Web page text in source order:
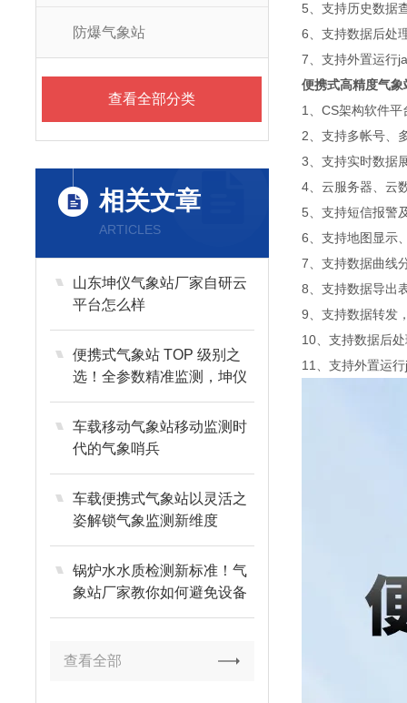
防爆气象站
查看全部分类
相关文章
ARTICLES
山东坤仪气象站厂家自研云
平台怎么样
便携式气象站 TOP 级别之
选！全参数精准监测，坤仪
智测推荐厂家
车载移动气象站移动监测时
代的气象哨兵
车载便携式气象站以灵活之
姿解锁气象监测新维度
锅炉水水质检测新标准！气
象站厂家教你如何避免设备
损耗
查看全部
5、支持历史数据
6、支持数据后处
7、支持外置运行
便携式高精度气象
1、CS架构软件
2、支持多帐号、
3、支持实时数据
4、云服务器、云
5、支持短信报警
6、支持地图显示
7、支持数据曲线
8、支持数据导出
9、支持数据转发
10、支持数据后
11、支持外置运